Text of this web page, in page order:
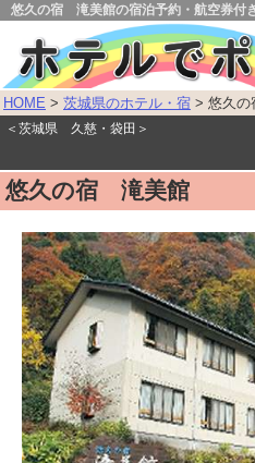
悠久の宿 滝美館の宿泊予約・航空券付
HOME > 茨城県のホテル・宿 > 悠久
＜茨城県 久慈・袋田＞
悠久の宿 滝美館